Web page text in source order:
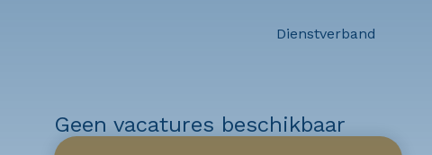
Dienstverband
Geen vacatures beschikbaar